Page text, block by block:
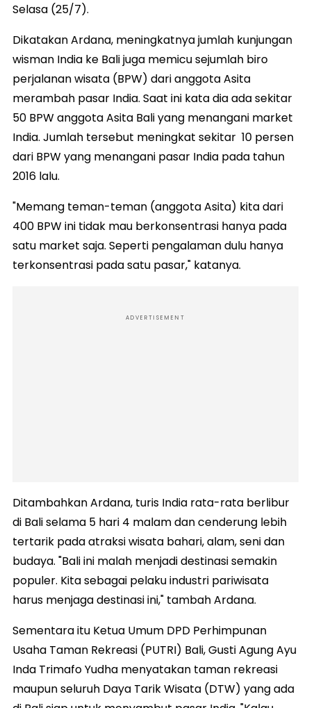
Selasa (25/7).
Dikatakan Ardana, meningkatnya jumlah kunjungan
wisman India ke Bali juga memicu sejumlah biro
perjalanan wisata (BPW) dari anggota Asita
merambah pasar India. Saat ini kata dia ada sekitar
50 BPW anggota Asita Bali yang menangani market
India. Jumlah tersebut meningkat sekitar 10 persen
dari BPW yang menangani pasar India pada tahun
2016 lalu.
"Memang teman-teman (anggota Asita) kita dari
400 BPW ini tidak mau berkonsentrasi hanya pada
satu market saja. Seperti pengalaman dulu hanya
terkonsentrasi pada satu pasar," katanya.
ADVERTISEMENT
Ditambahkan Ardana, turis India rata-rata berlibur
di Bali selama 5 hari 4 malam dan cenderung lebih
tertarik pada atraksi wisata bahari, alam, seni dan
budaya. "Bali ini malah menjadi destinasi semakin
populer. Kita sebagai pelaku industri pariwisata
harus menjaga destinasi ini," tambah Ardana.
Sementara itu Ketua Umum DPD Perhimpunan
Usaha Taman Rekreasi (PUTRI) Bali, Gusti Agung Ayu
Inda Trimafo Yudha menyatakan taman rekreasi
maupun seluruh Daya Tarik Wisata (DTW) yang ada